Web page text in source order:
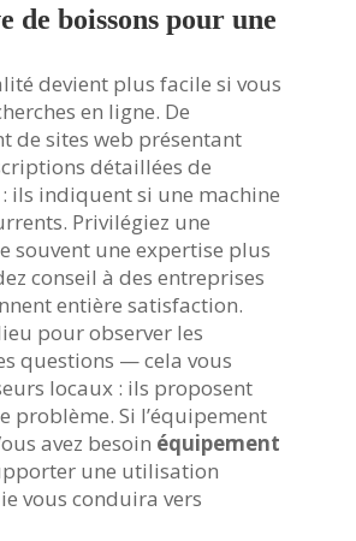
de boissons pour une
devient plus facile si vous
en ligne. De
de sites web présentant
détaillées de
ils indiquent si une machine
Privilégiez une
souvent une expertise plus
conseil à des entreprises
entière satisfaction.
pour observer les
questions — cela vous
locaux : ils proposent
problème. Si l’équipement
avez besoin équipement
une utilisation
vous conduira vers